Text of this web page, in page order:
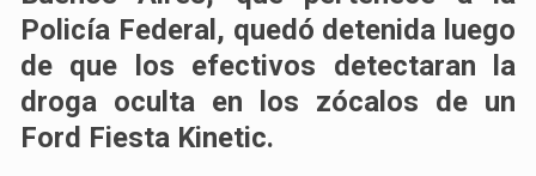
Policía Federal, quedó detenida luego
de que los efectivos detectaran la
droga oculta en los zócalos de un
Ford Fiesta Kinetic.